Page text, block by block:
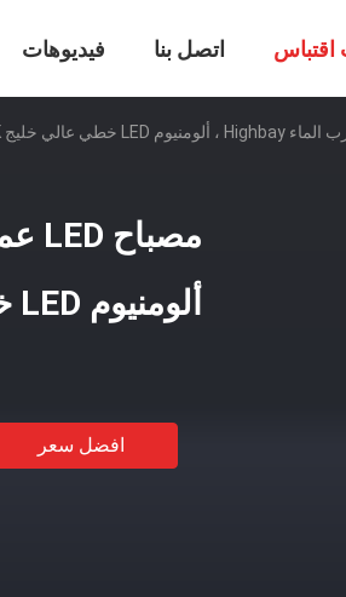
فيديوهات اتصل بنا
ألومنيوم LED خطي عالي خليج 5000K
افضل سعر